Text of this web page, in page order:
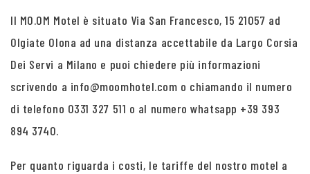
Il MO.OM Motel è situato Via San Francesco, 15 21057 ad
Olgiate Olona ad una distanza accettabile da Largo Corsia
Dei Servi a Milano e puoi chiedere più informazioni
scrivendo a info@moomhotel.com o chiamando il numero
di telefono 0331 327 511 o al numero whatsapp +39 393
894 3740.
Per quanto riguarda i costi, le tariffe del nostro motel a